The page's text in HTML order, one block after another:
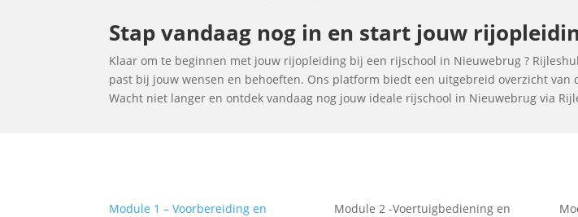
Stap vandaag nog in en start jouw
Klaar om te beginnen met jouw rijopleiding bij een rijschool in Nieuwebrug ?
past bij jouw wensen en behoeften. Ons platform biedt een uitgebreid overzicht
Wacht niet langer en ontdek vandaag nog jouw ideale rijschool in Nieuwebrug via
Module 1 – Voorbereiding en
Module 2 -Voertuigbediening en